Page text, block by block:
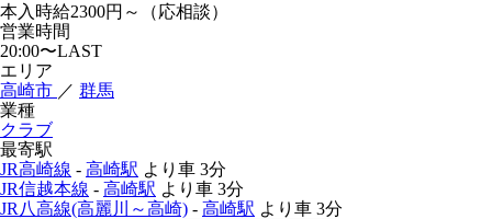
本入時給2300円～（応相談）
営業時間
20:00〜LAST
エリア
高崎市 ／ 群馬
業種
クラブ
最寄駅
JR高崎線 - 高崎駅 より車 3分
JR信越本線 - 高崎駅 より車 3分
JR八高線(高麗川～高崎) - 高崎駅 より車 3分